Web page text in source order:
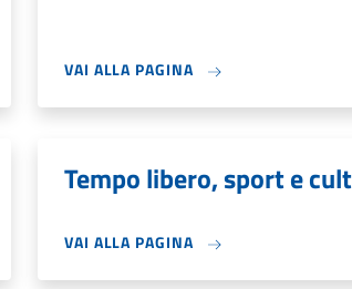
VAI ALLA PAGINA
Tempo libero, sport e
VAI ALLA PAGINA